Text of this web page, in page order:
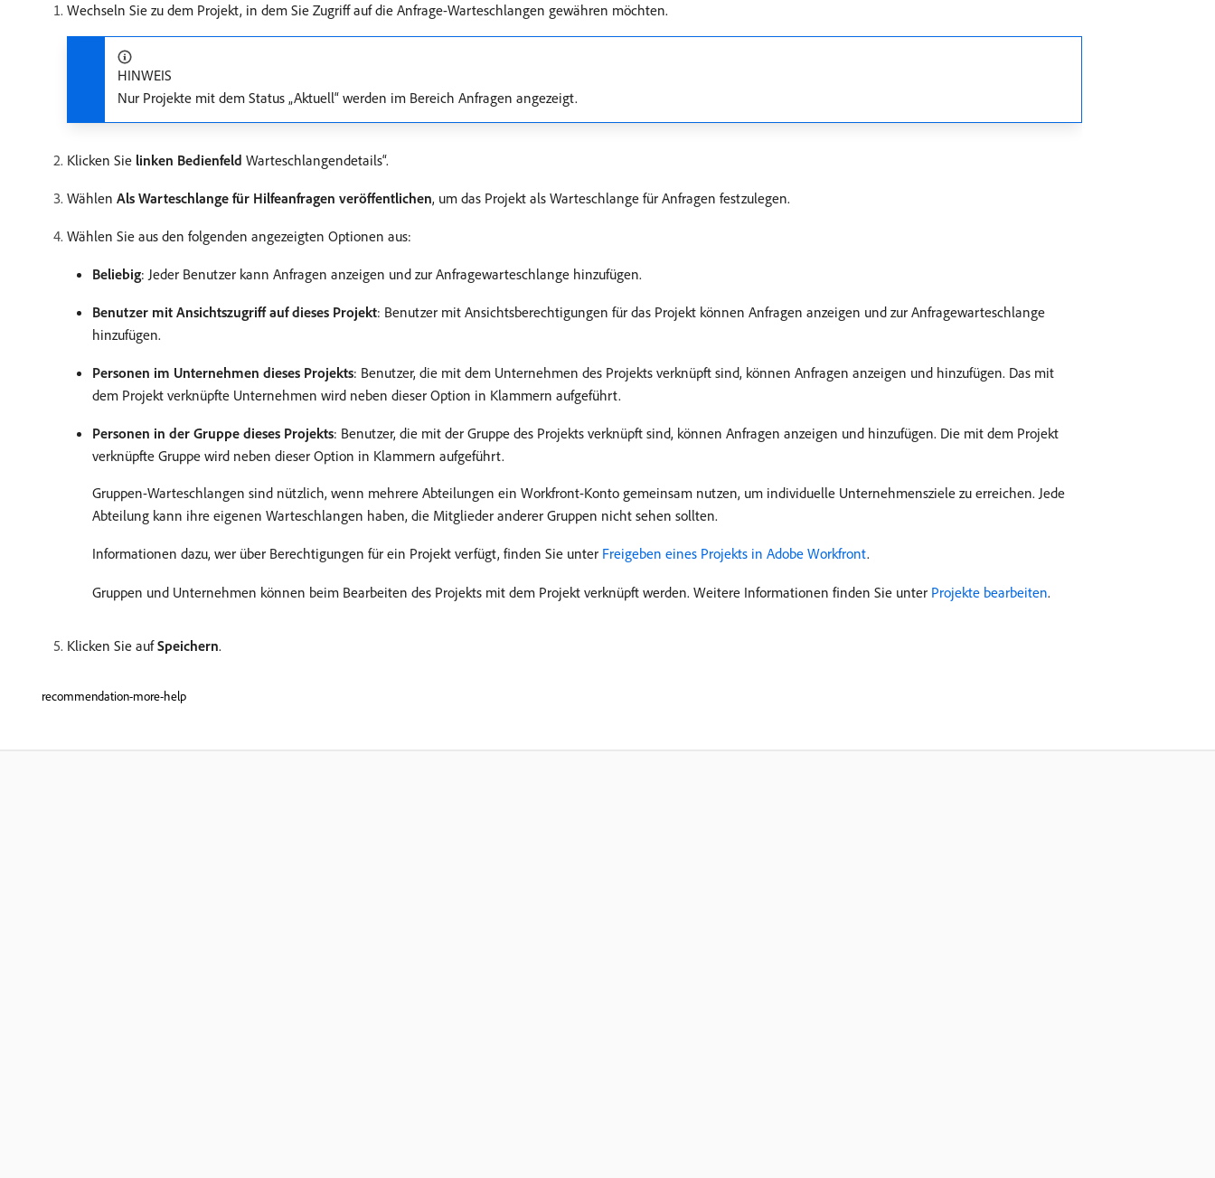
Wechseln Sie zu dem Projekt, in dem Sie Zugriff auf die Anfrage-Warteschlangen gewähren möchten.
HINWEIS
Nur Projekte mit dem Status „Aktuell“ werden im Bereich Anfragen angezeigt.
Klicken Sie linken Bedienfeld Warteschlangendetails“.
Wählen Als Warteschlange für Hilfeanfragen veröffentlichen, um das Projekt als Warteschlange für Anfragen festzulegen.
Wählen Sie aus den folgenden angezeigten Optionen aus:
Beliebig: Jeder Benutzer kann Anfragen anzeigen und zur Anfragewarteschlange hinzufügen.
Benutzer mit Ansichtszugriff auf dieses Projekt: Benutzer mit Ansichtsberechtigungen für das Projekt können Anfragen anzeigen und zur Anfragewarteschlange
hinzufügen.
Personen im Unternehmen dieses Projekts: Benutzer, die mit dem Unternehmen des Projekts verknüpft sind, können Anfragen anzeigen und hinzufügen. Das mit
dem Projekt verknüpfte Unternehmen wird neben dieser Option in Klammern aufgeführt.
Personen in der Gruppe dieses Projekts: Benutzer, die mit der Gruppe des Projekts verknüpft sind, können Anfragen anzeigen und hinzufügen. Die mit dem Projekt
verknüpfte Gruppe wird neben dieser Option in Klammern aufgeführt.
Gruppen-Warteschlangen sind nützlich, wenn mehrere Abteilungen ein Workfront-Konto gemeinsam nutzen, um individuelle Unternehmensziele zu erreichen. Jede
Abteilung kann ihre eigenen Warteschlangen haben, die Mitglieder anderer Gruppen nicht sehen sollten.
Informationen dazu, wer über Berechtigungen für ein Projekt verfügt, finden Sie unter Freigeben eines Projekts in Adobe Workfront.
Gruppen und Unternehmen können beim Bearbeiten des Projekts mit dem Projekt verknüpft werden. Weitere Informationen finden Sie unter Projekte bearbeiten.
Klicken Sie aufSpeichern.
recommendation-more-help